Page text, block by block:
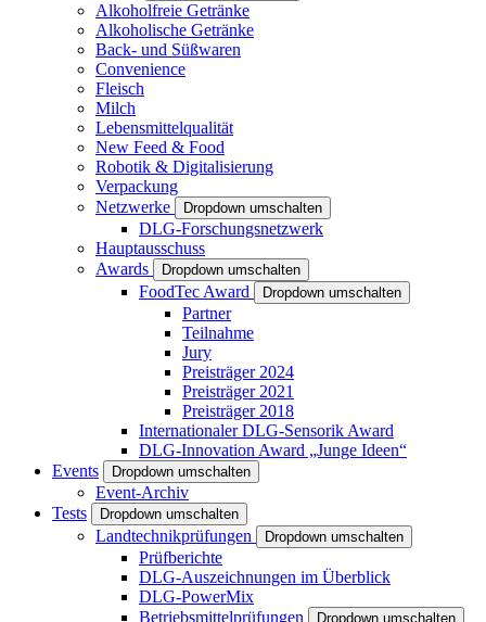
Alkoholfreie Getränke
Alkoholische Getränke
Back- und Süßwaren
Convenience
Fleisch
Milch
Lebensmittelqualität
New Feed & Food
Robotik & Digitalisierung
Verpackung
Netzwerke
Dropdown umschalten
DLG-Forschungsnetzwerk
Hauptausschuss
Awards
Dropdown umschalten
FoodTec Award Dropdown umschalten
Partner
Teilnahme
Jury
Preisträger 2024
Preisträger 2021
Preisträger 2018
Internationaler DLG-Sensorik Award
DLG-Innovation Award „Junge Ideen“
Events
Dropdown umschalten
Event-Archiv
Tests
Dropdown umschalten
Landtechnikprüfungen Dropdown umschalten
Prüfberichte
DLG-Auszeichnungen im Überblick
DLG-PowerMix
Betriebsmittelprüfungen
Dropdown umschalten